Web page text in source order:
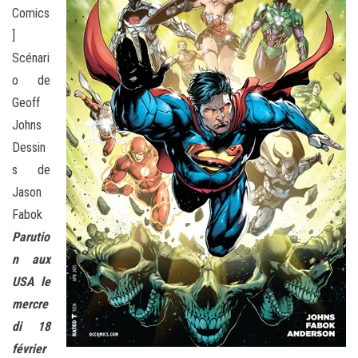
Comics
]
Scénari
o de
Geoff
Johns
Dessin
s de
Jason
Fabok
Parutio
n aux
USA le
mercre
di 18
février